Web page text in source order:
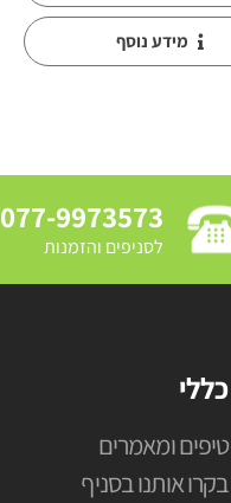
מידע נוסף
077-9973573
לסניפים והזמנות
כללי
טיפים ומאמרים
בקרו אותנו בסניף